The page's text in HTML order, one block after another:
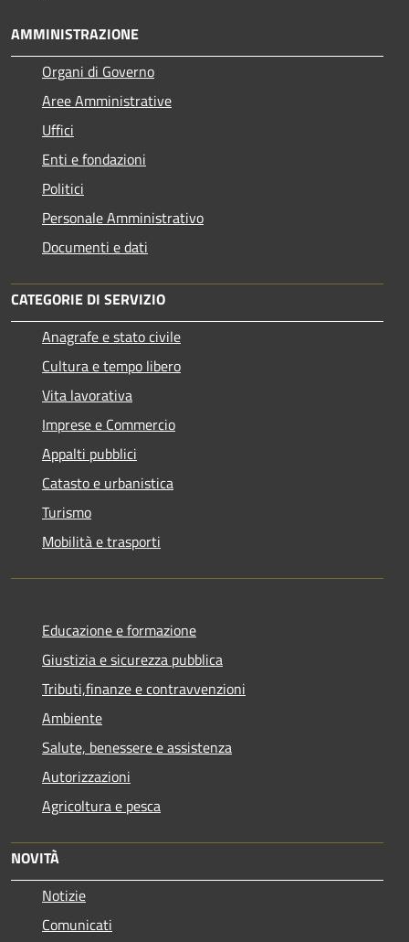
AMMINISTRAZIONE
Organi di Governo
Aree Amministrative
Uffici
Enti e fondazioni
Politici
Personale Amministrativo
Documenti e dati
CATEGORIE DI SERVIZIO
Anagrafe e stato civile
Cultura e tempo libero
Vita lavorativa
Imprese e Commercio
Appalti pubblici
Catasto e urbanistica
Turismo
Mobilità e trasporti
Educazione e formazione
Giustizia e sicurezza pubblica
Tributi,finanze e contravvenzioni
Ambiente
Salute, benessere e assistenza
Autorizzazioni
Agricoltura e pesca
NOVITÀ
Notizie
Comunicati